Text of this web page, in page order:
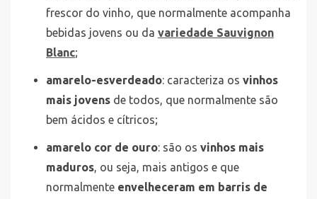
frescor do vinho, que normalmente acompanha
bebidas jovens ou da variedade Sauvignon
Blanc;
amarelo-esverdeado: caracteriza os vinhos
mais jovens de todos, que normalmente são
bem ácidos e cítricos;
amarelo cor de ouro: são os vinhos mais
maduros , ou seja, mais antigos e que
normalmente envelheceram em barris de